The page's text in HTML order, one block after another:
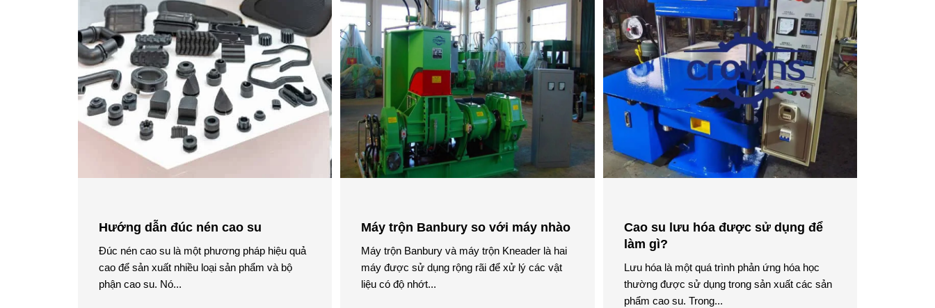
Hướng dẫn đúc nén cao su
Đúc nén cao su là một phương pháp hiệu quả
cao để sản xuất nhiều loại sản phẩm và bộ
phận cao su. Nó...
Máy trộn Banbury so với máy nhào
Máy trộn Banbury và máy trộn Kneader là hai
máy được sử dụng rộng rãi để xử lý các vật
liệu có độ nhớt...
Cao su lưu hóa được sử dụng để
làm gì?
Lưu hóa là một quá trình phản ứng hóa học
thường được sử dụng trong sản xuất các sản
phẩm cao su. Trong...